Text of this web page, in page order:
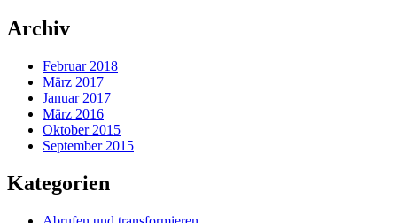
Archiv
Februar 2018
März 2017
Januar 2017
März 2016
Oktober 2015
September 2015
Kategorien